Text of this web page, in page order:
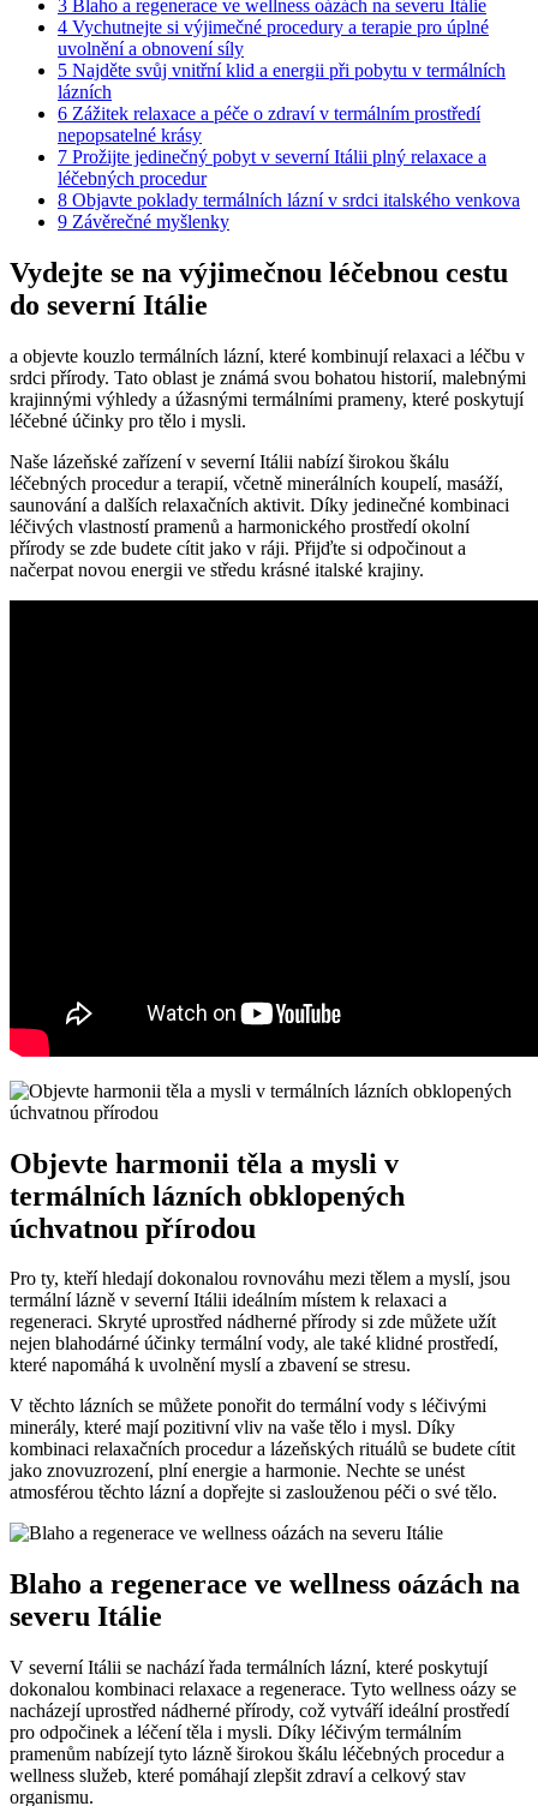
3 Blaho a regenerace ve wellness oázách na severu Itálie
4 Vychutnejte si výjimečné procedury a terapie pro úplné
uvolnění a obnovení síly
5 Najděte svůj vnitřní klid a energii při pobytu v termálních
lázních
6 Zážitek relaxace a péče o zdraví v termálním prostředí
nepopsatelné krásy
7 Prožijte jedinečný pobyt v severní Itálii plný relaxace a
léčebných procedur
8 Objavte poklady termálních lázní v srdci italského venkova
9 Závěrečné myšlenky
Vydejte se na výjimečnou léčebnou cestu
do severní Itálie
a objevte kouzlo termálních lázní, které kombinují relaxaci a léčbu v
srdci přírody. Tato oblast je známá svou bohatou historií, malebnými
krajinnými výhledy a úžasnými termálními prameny, které poskytují
léčebné účinky pro tělo i mysli.
Naše lázeňské zařízení v severní Itálii nabízí širokou škálu
léčebných procedur a terapií, včetně minerálních koupelí, masáží,
saunování a dalších relaxačních aktivit. Díky jedinečné kombinaci
léčivých vlastností pramenů a harmonického prostředí okolní
přírody se zde budete cítit jako v ráji. Přijďte si odpočinout a
načerpat novou energii ve středu krásné italské krajiny.
Objevte harmonii těla a mysli v
termálních lázních obklopených
úchvatnou přírodou
Pro ty, kteří hledají dokonalou rovnováhu mezi tělem a myslí, jsou
termální lázně v severní Itálii ideálním místem k relaxaci a
regeneraci. Skryté uprostřed nádherné přírody si zde můžete užít
nejen blahodárné účinky termální vody, ale také klidné prostředí,
které napomáhá k uvolnění myslí a zbavení se stresu.
V těchto lázních se můžete ponořit do termální vody s léčivými
minerály, které mají pozitivní vliv na vaše tělo i mysl. Díky
kombinaci relaxačních procedur a lázeňských rituálů se budete cítit
jako znovuzrození, plní energie a harmonie. Nechte se unést
atmosférou těchto lázní a dopřejte si zaslouženou péči o své tělo.
Blaho a regenerace ve wellness oázách na
severu Itálie
V severní Itálii se nachází řada termálních lázní, které poskytují
dokonalou kombinaci relaxace a regenerace. Tyto wellness oázy se
nacházejí uprostřed nádherné přírody, což vytváří ideální prostředí
pro odpočinek a léčení těla i mysli. Díky léčivým termálním
pramenům nabízejí tyto lázně širokou škálu léčebných procedur a
wellness služeb, které pomáhají zlepšit zdraví a celkový stav
organismu.